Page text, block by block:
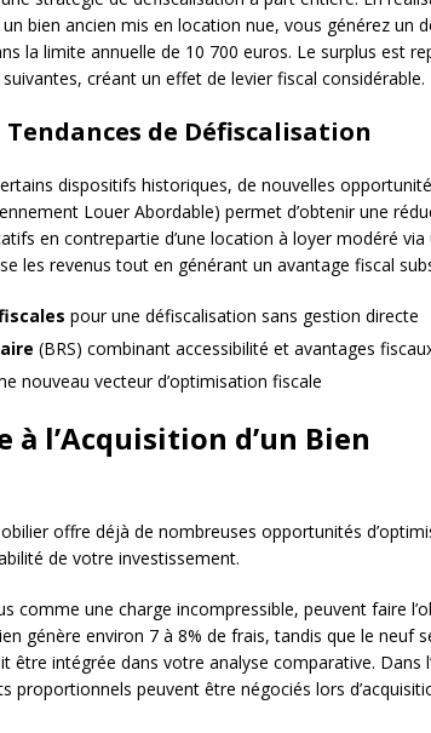
bien ancien mis en location nue, vous générez un
la limite annuelle de 10 700 euros. Le surplus est
créant un effet de levier fiscal considérable.
Tendances de Défiscalisation
dispositifs historiques, de nouvelles
Louer Abordable) permet d’obtenir une
en contrepartie d’une location à loyer modéré via
les revenus tout en générant un avantage fiscal
pour une défiscalisation sans gestion directe
(BRS) combinant accessibilité et avantages
nouveau vecteur d’optimisation fiscale
l’Acquisition d’un Bien
offre déjà de nombreuses opportunités
de votre investissement.
comme une charge incompressible, peuvent faire
génère environ 7 à 8% de frais, tandis que le neuf
être intégrée dans votre analyse comparative. Dans
proportionnels peuvent être négociés lors